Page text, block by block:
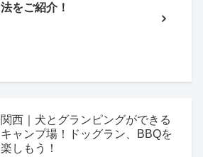
法をご紹介！
関西｜犬とグランピングができる
キャンプ場！ドッグラン、BBQを
楽しもう！